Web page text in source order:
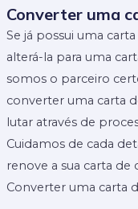
Converter uma
Se já possui uma
alterá-la para uma
somos o parceiro
converter uma carta
lutar através de
Cuidamos de cada
renove a sua carta
Converter uma carta